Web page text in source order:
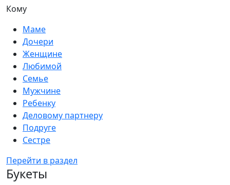
Кому
Маме
Дочери
Женщине
Любимой
Семье
Мужчине
Ребенку
Деловому партнеру
Подруге
Сестре
Перейти в раздел
Букеты